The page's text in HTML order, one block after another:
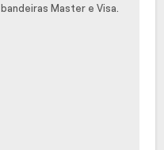
bandeiras Master e Visa.